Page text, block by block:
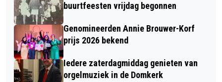
buurtfeesten vrijdag begonnen
Genomineerden Annie Brouwer-Korf
prijs 2026 bekend
Iedere zaterdagmiddag genieten van
orgelmuziek in de Domkerk